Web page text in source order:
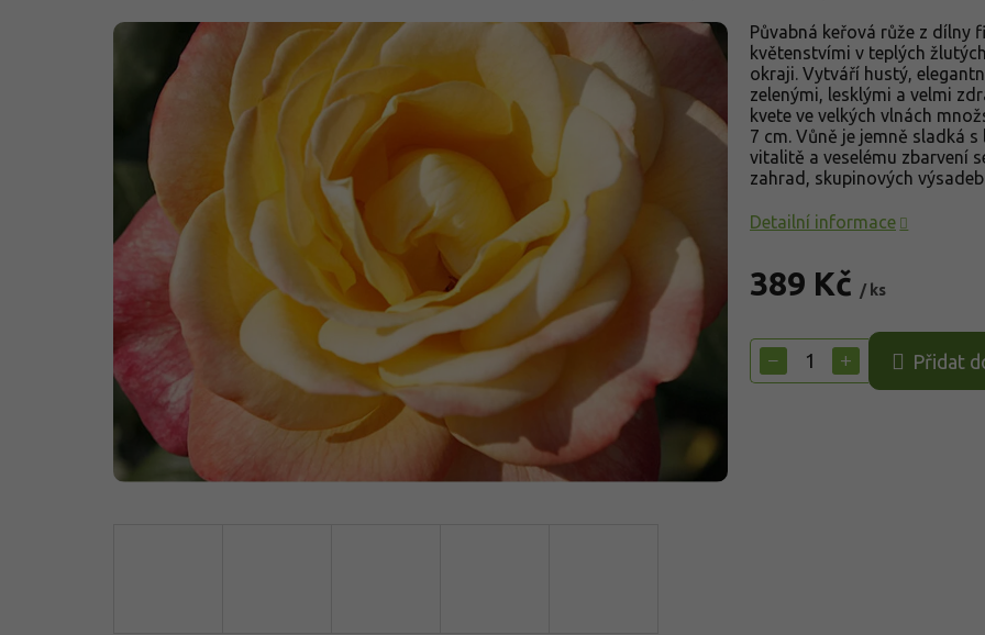
389 Kč / ks
cena:
+
− Přidat
Půvabná keřová růže z dílny
květenstvími v teplých
okraji. Vytváří hustý,
zelenými, lesklými a velmi
kvete ve velkých vlnách
7 cm. Vůně je jemně sladká
vitalitě a veselému zbarvení
zahrad, skupinových
Detailní informace